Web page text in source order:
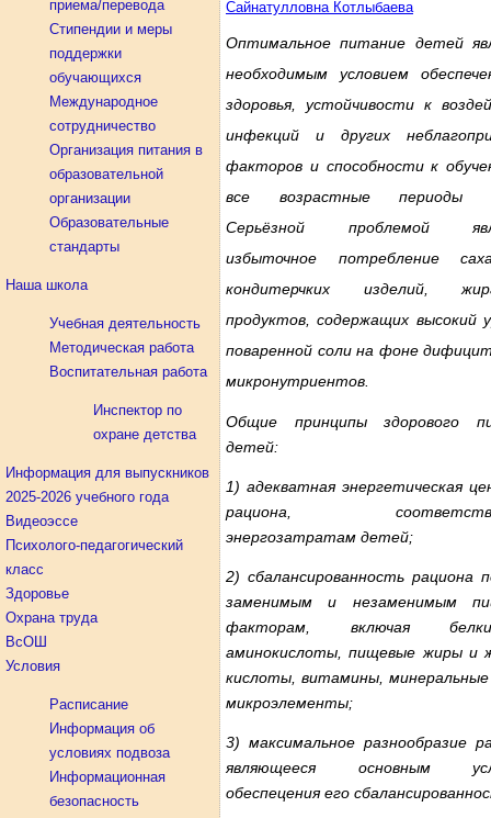
приема/перевода
Стипендии и меры
поддержки
обучающихся
Международное
сотрудничество
Организация питания в
образовательной
организации
Образовательные
стандарты
Наша школа
Учебная деятельность
Методическая работа
Воспитательная работа
Инспектор по
охране детства
Информация для выпускников
2025-2026 учебного года
Видеоэссе
Психолого-педагогический
класс
Здоровье
Охрана труда
ВсОШ
Условия
Расписание
Информация об
условиях подвоза
Информационная
безопасность
Сайнатулловна Котлыбаева
Оптимальное питание детей
необходимым условием
здоровья, устойчивости к
инфекций и других
факторов и способности к
все возрастные периоды
Серьёзной проблемой
избыточное потребление
кондитерчких изделий,
продуктов, содержащих высокий
поваренной соли на фоне
микронутриентов.
Общие принципы здорового
детей:
1) адекватная энергетическая
рациона,
энергозатратам детей;
2) сбалансированность рациона
заменимым и незаменимым
факторам, включая
аминокислоты, пищевые жиры и
кислоты, витамины, минеральные
микроэлементы;
3) максимальное разнообразие
являющееся основным
обеспецения его